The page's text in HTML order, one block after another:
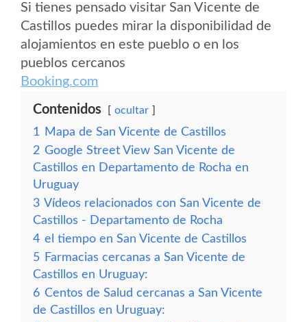
Si tienes pensado visitar San Vicente de
Castillos puedes mirar la disponibilidad de
alojamientos en este pueblo o en los
pueblos cercanos
Booking.com
Contenidos ocultar
1
Mapa de San Vicente de Castillos
2 Google Street View San Vicente de
Castillos en Departamento de Rocha en
Uruguay
3 Vídeos relacionados con San Vicente de
Castillos - Departamento de Rocha
4 el tiempo en San Vicente de Castillos
5 Farmacias cercanas a San Vicente de
Castillos en Uruguay:
6 Centos de Salud cercanas a San Vicente
de Castillos en Uruguay: